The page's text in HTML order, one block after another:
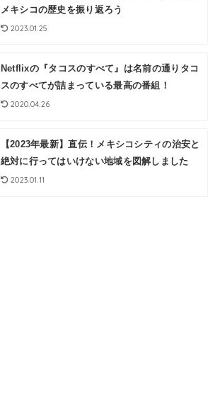
メキシコの歴史を振り返ろう
2023.01.25
Netflixの『タコスのすべて』は名前の通りタコ
スのすべてが詰まっている最高の番組！
2020.04.26
【2023年最新】直伝！メキシコシティの治安と
絶対に行ってはいけない地域を図解しました
2023.01.11